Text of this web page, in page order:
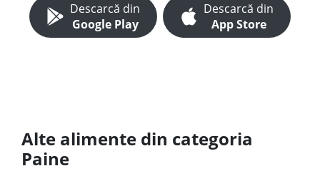
Descarcă din
Google Play
Descarcă din
App Store
Alte alimente din categoria
Paine